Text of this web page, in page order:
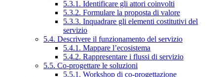
5.3.1. Identificare gli attori coinvolti
5.3.2. Formulare la proposta di valore
5.3.3. Inquadrare gli elementi costitutivi del
servizio
5.4. Descrivere il funzionamento del servizio
5.4.1. Mappare l’ecosistema
5.4.2. Rappresentare i flussi di servizio
5.5. Co-progettare le soluzioni
5.5.1. Workshop di co-progettazione